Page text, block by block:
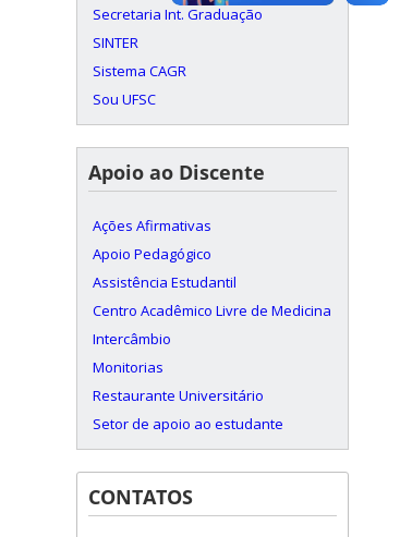
Secretaria Int. Graduação
SINTER
Sistema CAGR
Sou UFSC
Apoio ao Discente
Ações Afirmativas
Apoio Pedagógico
Assistência Estudantil
Centro Acadêmico Livre de Medicina
Intercâmbio
Monitorias
Restaurante Universitário
Setor de apoio ao estudante
CONTATOS